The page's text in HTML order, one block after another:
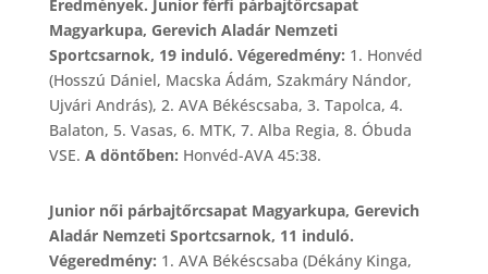
Eredmények. Junior férfi párbajtőrcsapat
Magyarkupa, Gerevich Aladár Nemzeti
Sportcsarnok, 19 induló. Végeredmény: 1. Honvéd
(Hosszú Dániel, Macska Ádám, Szakmáry Nándor,
Ujvári András), 2. AVA Békéscsaba, 3. Tapolca, 4.
Balaton, 5. Vasas, 6. MTK, 7. Alba Regia, 8. Óbuda
VSE. A döntőben: Honvéd-AVA 45:38.
Junior női párbajtőrcsapat Magyarkupa, Gerevich
Aladár Nemzeti Sportcsarnok, 11 induló.
Végeredmény: 1. AVA Békéscsaba (Dékány Kinga,